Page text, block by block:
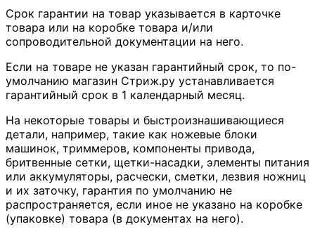
Срок гарантии на товар указывается в карточке
товара или на коробке товара и/или
сопроводительной документации на него.
Если на товаре не указан гарантийный срок, то по-
умолчанию магазин Стриж.ру устанавливается
гарантийный срок в 1 календарный месяц.
На некоторые товары и быстроизнашивающиеся
детали, например, такие как ножевые блоки
машинок, триммеров, компоненты привода,
бритвенные сетки, щетки-насадки, элементы питания
или аккумуляторы, расчески, сметки, лезвия ножниц
и их заточку, гарантия по умолчанию не
распространяется, если иное не указано на коробке
(упаковке) товара (в документах на него).